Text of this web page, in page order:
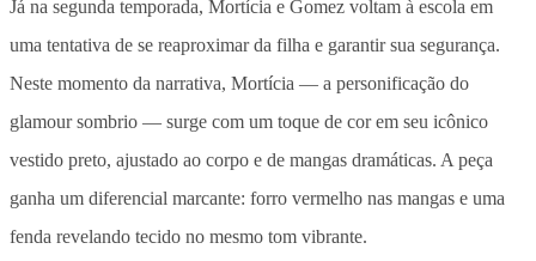
Já na segunda temporada, Mortícia e Gomez voltam à escola em
uma tentativa de se reaproximar da filha e garantir sua segurança.
Neste momento da narrativa, Mortícia — a personificação do
glamour sombrio — surge com um toque de cor em seu icônico
vestido preto, ajustado ao corpo e de mangas dramáticas. A peça
ganha um diferencial marcante: forro vermelho nas mangas e uma
fenda revelando tecido no mesmo tom vibrante.